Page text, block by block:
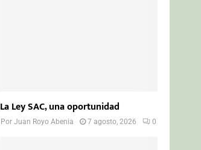
La Ley SAC, una oportunidad
PorJuan Royo Abenia 7 agosto, 2026 0